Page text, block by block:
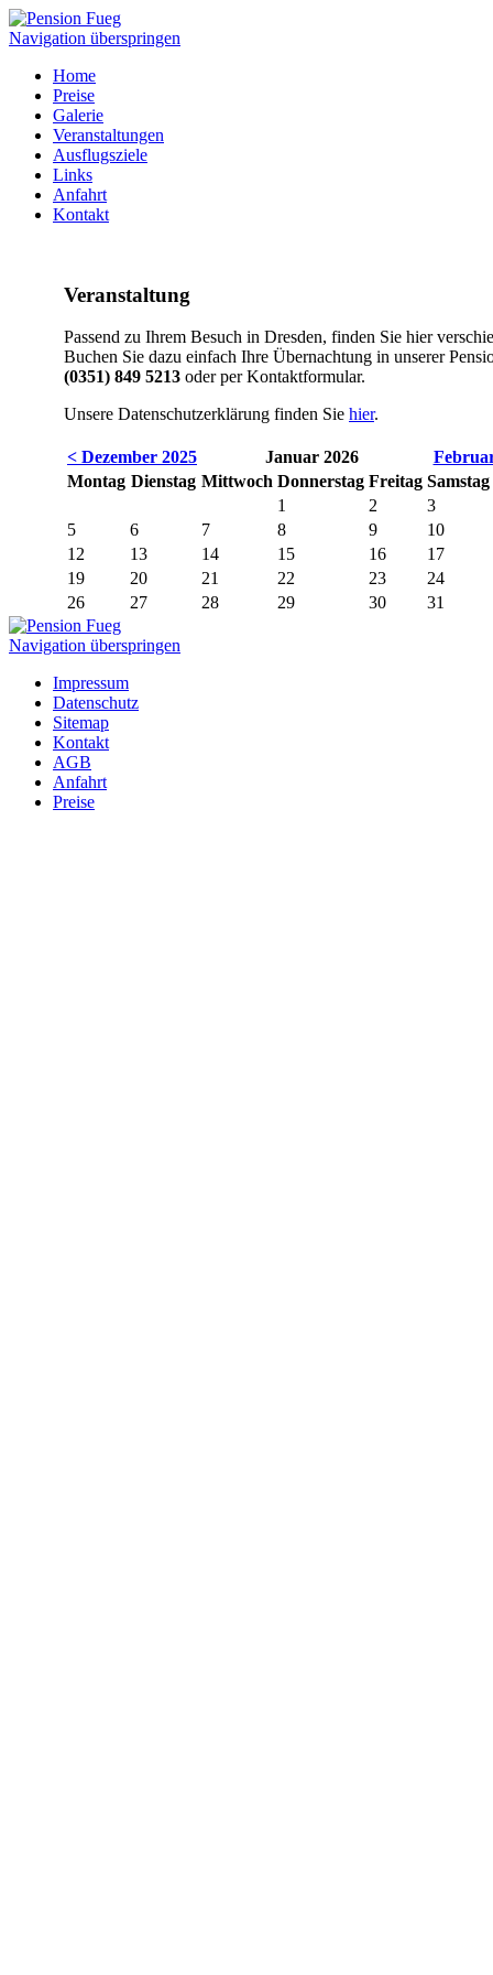
Navigation überspringen
Home
Preise
Galerie
Veranstaltungen
Ausflugsziele
Links
Anfahrt
Kontakt
Veranstaltung
Passend zu Ihrem Besuch in Dresden, finden Sie hier
Buchen Sie dazu einfach Ihre Übernachtung in unserer
(0351) 849 5213 oder per Kontaktformular.
Unsere Datenschutzerklärung finden Sie hier.
< Dezember 2025 Januar 2026
Montag Dienstag Mittwoch Donnerstag Freitag Samstag
1
2
3
5
6 7 8 9
10
12
13 14 15 16
17
19
20 21 22 23
24
26
27 28 29 30 31
Navigation überspringen
Impressum
Datenschutz
Sitemap
Kontakt
AGB
Anfahrt
Preise